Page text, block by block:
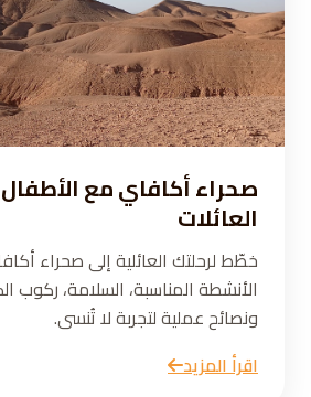
صحراء أكافاي مع
العائلات
خطّط لرحلتك العائلية إلى صحراء
الأنشطة المناسبة، السلامة، ركوب
ونصائح عملية لتجربة لا تُنسى.
اقرأ المزيد